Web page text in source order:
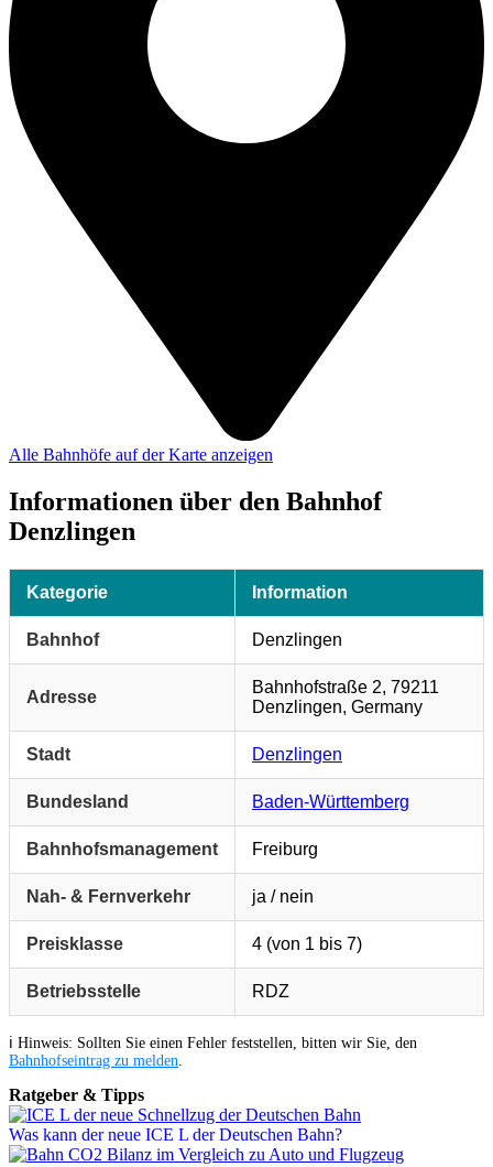
Alle Bahnhöfe auf der Karte anzeigen
Informationen über den Bahnhof
Denzlingen
Kategorie Information
Bahnhof Denzlingen
Adresse
Bahnhofstraße 2, 79211
Denzlingen, Germany
Stadt Denzlingen
Bundesland Baden-Württemberg
Bahnhofsmanagement Freiburg
Nah- & Fernverkehr ja / nein
Preisklasse 4 (von 1 bis 7)
Betriebsstelle RDZ
ℹ️ Hinweis: Sollten Sie einen Fehler feststellen, bitten wir Sie, den
Bahnhofseintrag zu melden
Ratgeber & Tipps
Was kann der neue ICE L der Deutschen Bahn?